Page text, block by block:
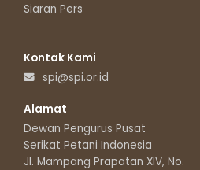
Siaran Pers
Kontak Kami
spi@spi.or.id
Alamat
Dewan Pengurus Pusat
Serikat Petani Indonesia
Jl. Mampang Prapatan XIV, No.11